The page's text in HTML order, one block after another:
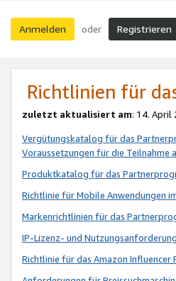
Anmelden oder Registrieren
Richtlinien für
zuletzt aktualisiert am: 14. April
Vergütungskatalog für das
Voraussetzungen für die Teilnahme
Produktkatalog für das
Richtlinie für Mobile Anwendungen
Markenrichtlinien für das
IP-Lizenz- und
Richtlinie für das Amazon